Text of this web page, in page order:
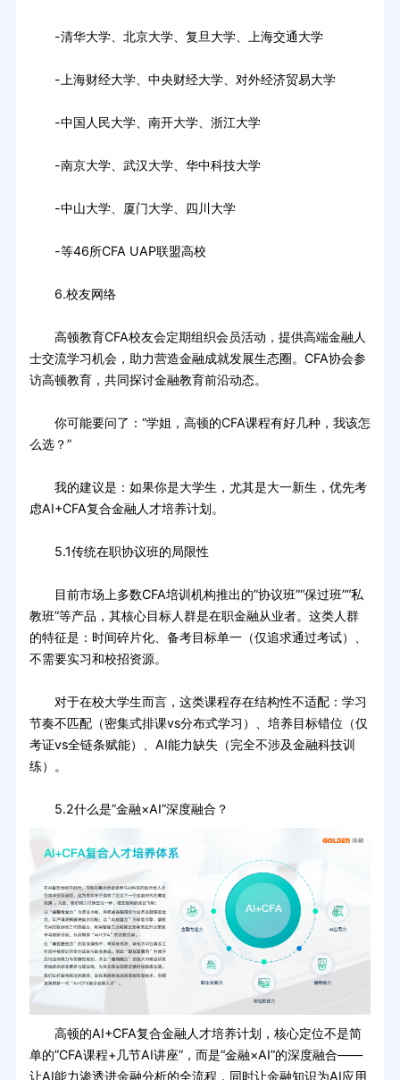
-清华大学、北京大学、复旦大学、上海交通大学
-上海财经大学、中央财经大学、对外经济贸易大学
-中国人民大学、南开大学、浙江大学
-南京大学、武汉大学、华中科技大学
-中山大学、厦门大学、四川大学
-等46所CFA UAP联盟高校
6.校友网络
高顿教育CFA校友会定期组织会员活动，提供高端金融人
士交流学习机会，助力营造金融成就发展生态圈。CFA协会参
访高顿教育，共同探讨金融教育前沿动态。
你可能要问了：“学姐，高顿的CFA课程有好几种，我该怎
么选？”
我的建议是：如果你是大学生，尤其是大一新生，优先考
虑AI+CFA复合金融人才培养计划。
5.1传统在职协议班的局限性
目前市场上多数CFA培训机构推出的”协议班”“保过班”“私
教班”等产品，其核心目标人群是在职金融从业者。这类人群
的特征是：时间碎片化、备考目标单一（仅追求通过考试）、
不需要实习和校招资源。
对于在校大学生而言，这类课程存在结构性不适配：学习
节奏不匹配（密集式排课vs分布式学习）、培养目标错位（仅
考证vs全链条赋能）、AI能力缺失（完全不涉及金融科技训
练）。
5.2什么是”金融×AI”深度融合？
高顿的AI+CFA复合金融人才培养计划，核心定位不是简
单的”CFA课程+几节AI讲座”，而是“金融×AI”的深度融合——
让AI能力渗透进金融分析的全流程，同时让金融知识为AI应用